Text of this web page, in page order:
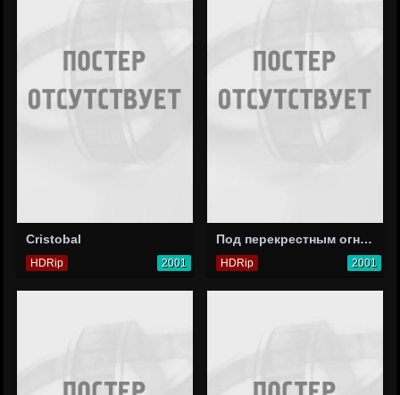
Cristobal
HDRip 2001
Под перекрестным огнем
HDRip 2001